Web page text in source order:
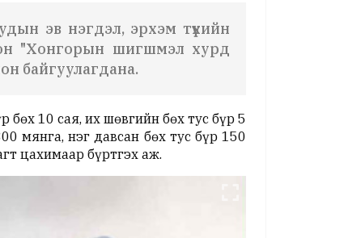
эв нэгдэл, эрхэм түүхийн
"Хонгорын шигшмэл хурд
байгуулагдана.
10 сая, их шөвгийн бөх тус бүр 5
мянга, нэг давсан бөх тус бүр 150
цахимаар бүртгэх аж.